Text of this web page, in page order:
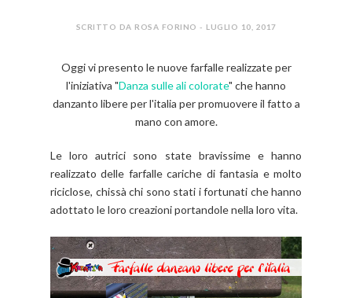
SCRITTO DA ROSA FORINO - LUGLIO 10, 2017
Oggi vi presento le nuove farfalle realizzate per
l'iniziativa "Danza sulle ali colorate" che hanno
danzanto libere per l'italia per promuovere il fatto a
mano con amore.
Le loro autrici sono state bravissime e hanno
realizzato delle farfalle cariche di fantasia e molto
riciclose, chissà chi sono stati i fortunati che hanno
adottato le loro creazioni portandole nella loro vita.